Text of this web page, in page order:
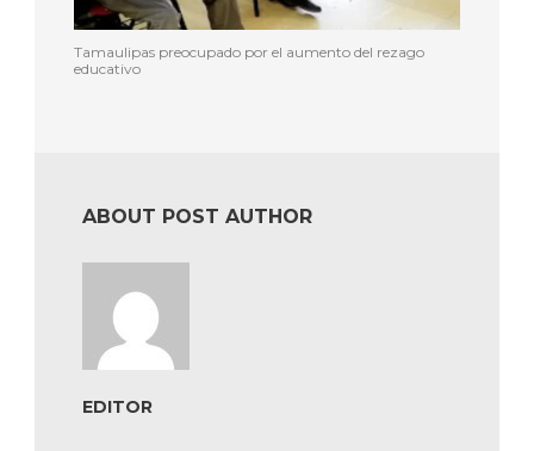
Tamaulipas preocupado por el aumento del rezago
educativo
ABOUT POST AUTHOR
EDITOR